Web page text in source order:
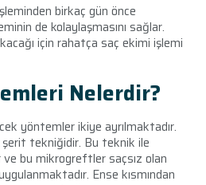
birkaç gün önce
de kolaylaşmasını sağlar.
için rahatça saç ekimi işlemi
Nelerdir?
yöntemler ikiye ayrılmaktadır.
tekniğidir. Bu teknik ile
ve bu mikrogreftler saçsız olan
Ense kısmından